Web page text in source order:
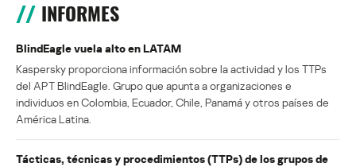
INFORMES
BlindEagle vuela alto en LATAM
Kaspersky proporciona información sobre la actividad y los TTPs
del APT BlindEagle. Grupo que apunta a organizaciones e
individuos en Colombia, Ecuador, Chile, Panamá y otros países de
América Latina.
Tácticas, técnicas y procedimientos (TTPs) de los grupos de